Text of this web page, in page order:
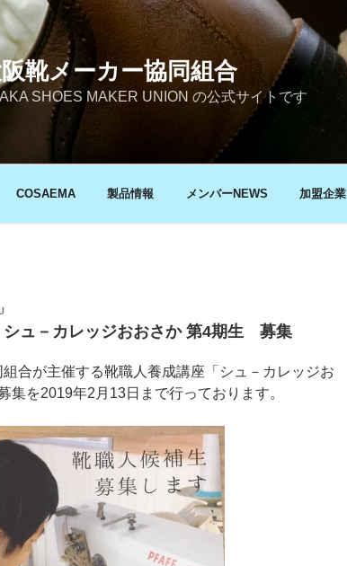
靴メーカー協同組合
SHOES MAKER UNION の公式サイトです
COSAEMA 製品情報 メンバーNEWS 加盟企業
ュ－カレッジおおさか 第4期生 募集
合が主催する靴職人養成講座「シュ－カレッジお
集を2019年2月13日まで行っております。